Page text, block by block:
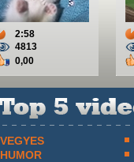
2:58
4813
0,00
VEGYES
HUMOR